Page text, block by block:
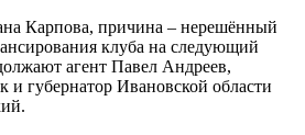
Карпова, причина – нерешённый
клуба на следующий
агент Павел Андреев,
и губернатор Ивановской области